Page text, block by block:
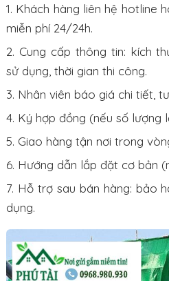
Khách hàng liên hệ hotline
miễn phí 24/24h.
Cung cấp thông tin: kích
sử dụng, thời gian thi công.
Nhân viên báo giá chi tiết,
Ký hợp đồng (nếu số lượng
Giao hàng tận nơi trong
Hướng dẫn lắp đặt cơ bản
Hỗ trợ sau bán hàng: bảo
dụng.